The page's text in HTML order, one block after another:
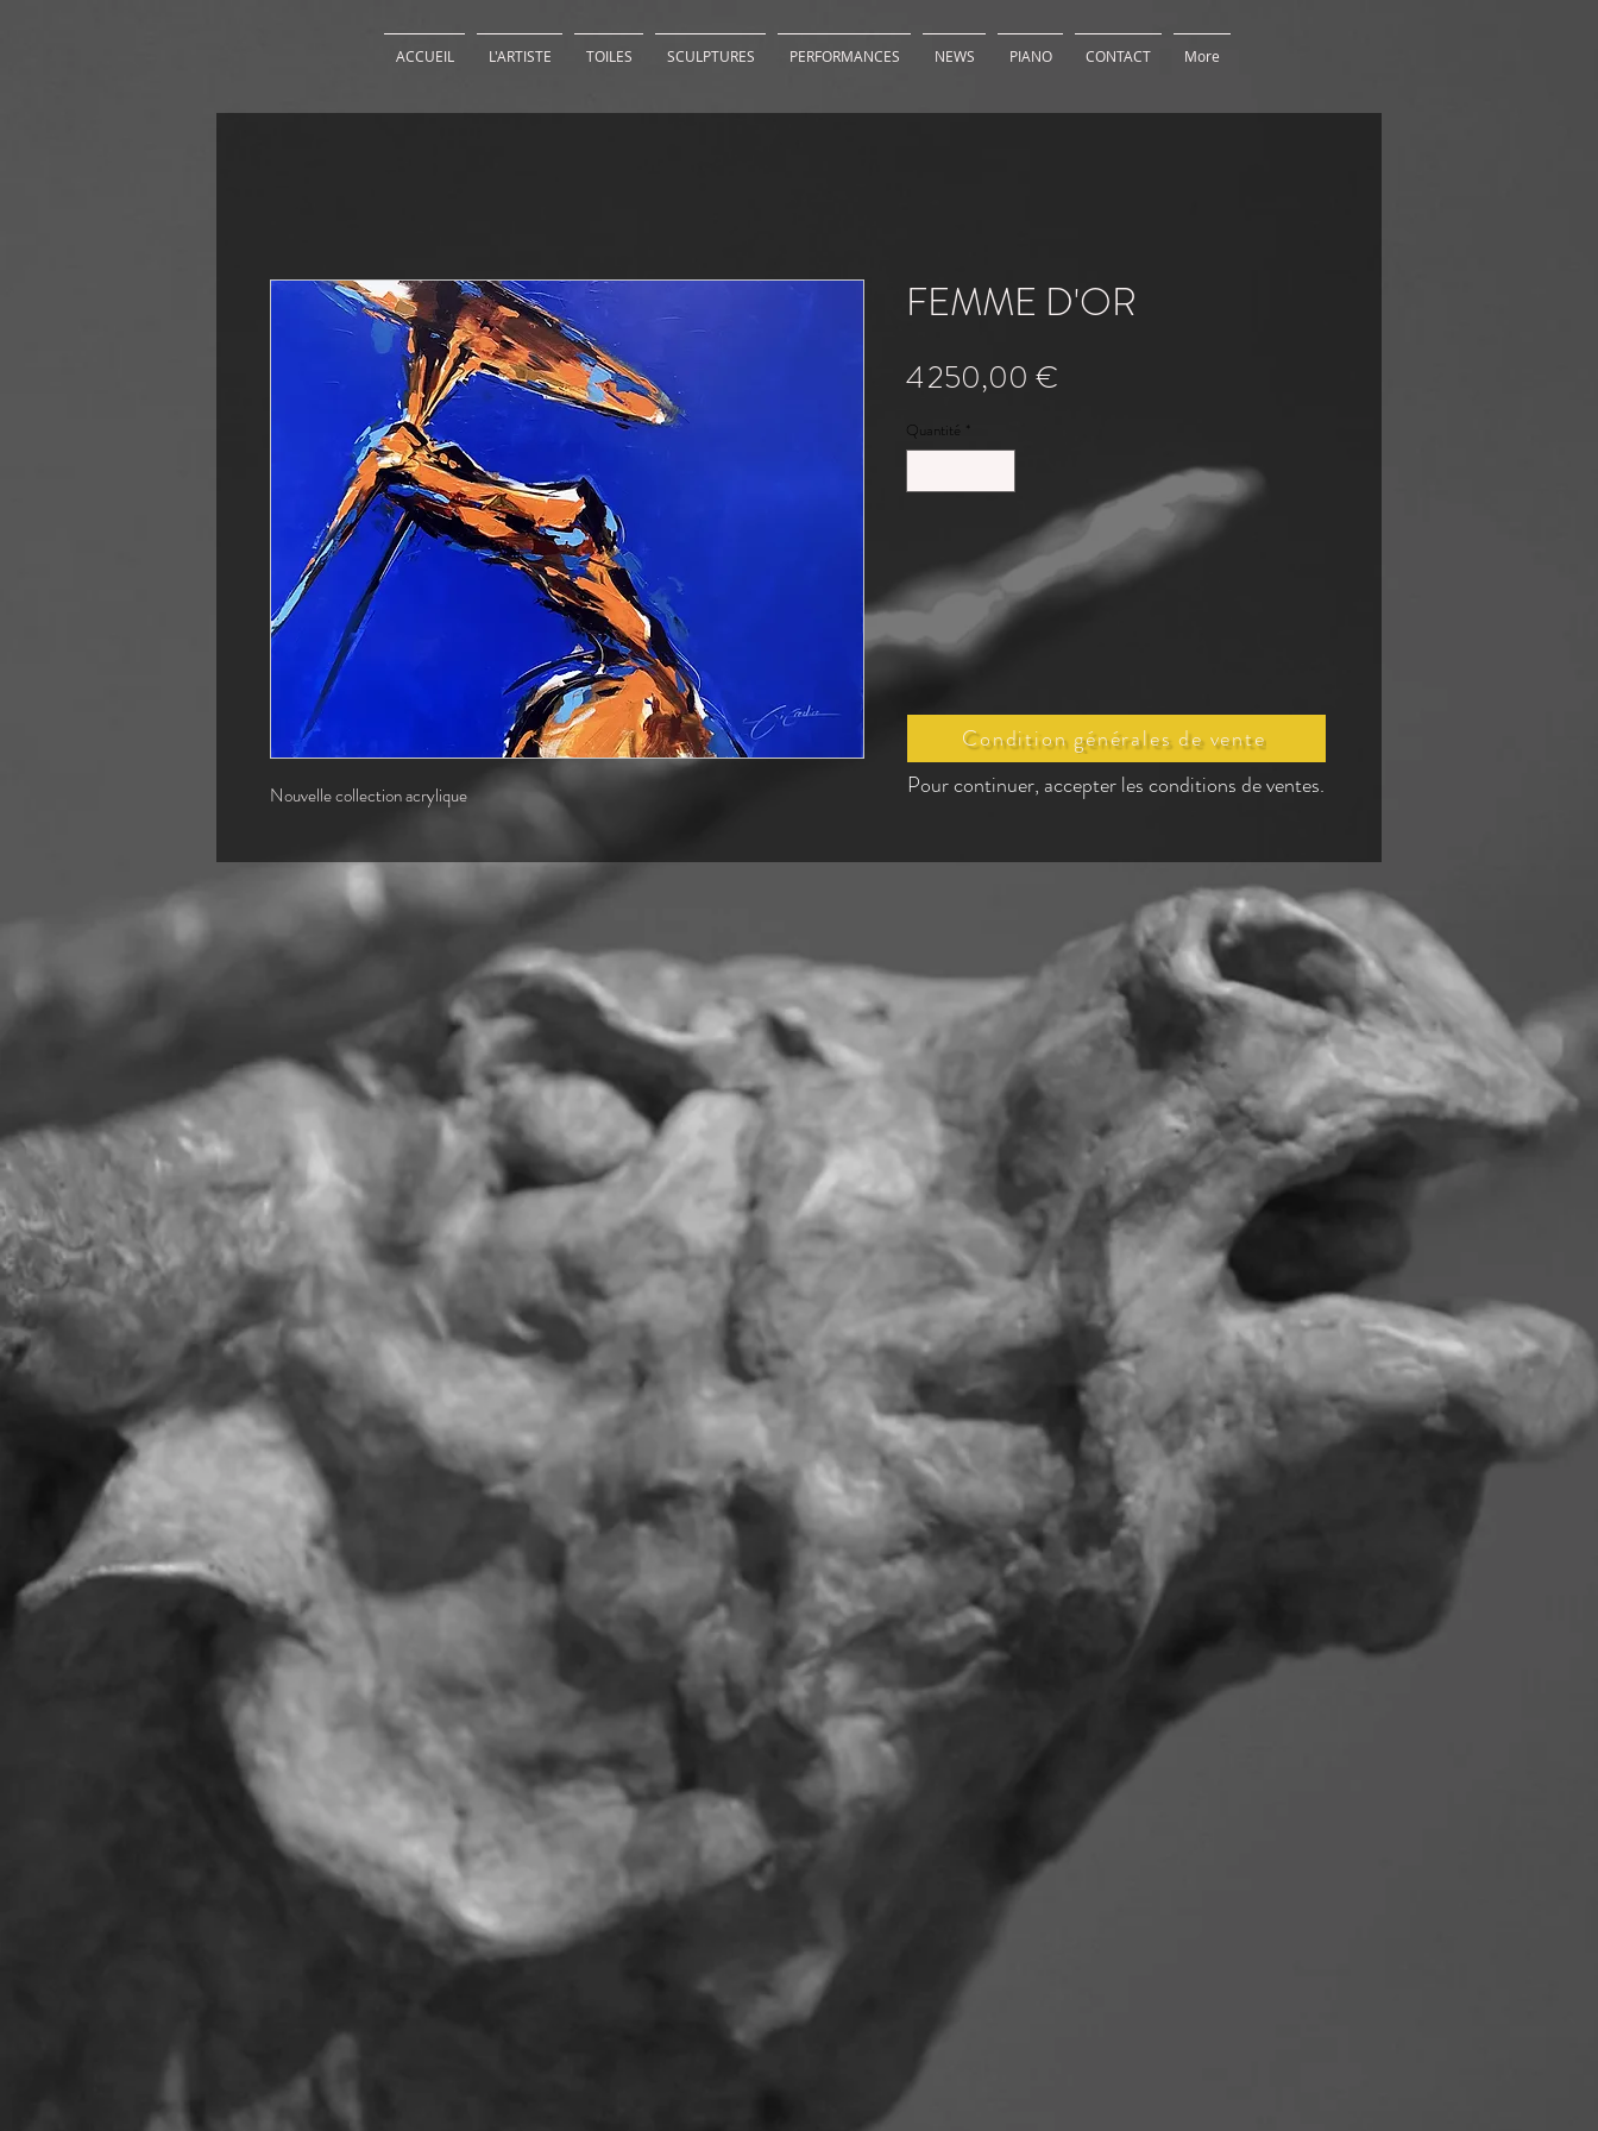
ACCUEIL L'ARTISTE TOILES SCULPTURES PERFORMANCES NEWS PIANO CONTACT More
Nouvelle collection acrylique
FEMME D'OR
4 250,00 €
Quantité *
Condition générales de vente
Pour continuer, accepter les conditions de ventes.